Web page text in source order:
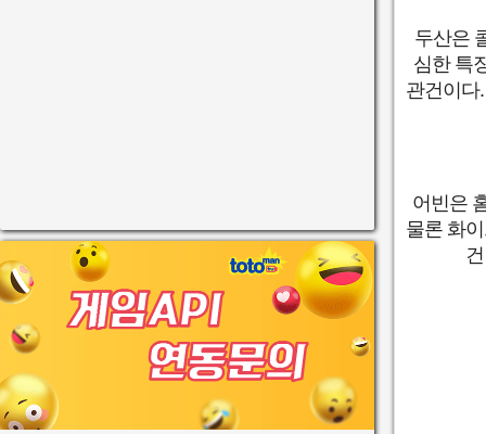
두산은
심한 특
관건이다
어빈은
물론 화